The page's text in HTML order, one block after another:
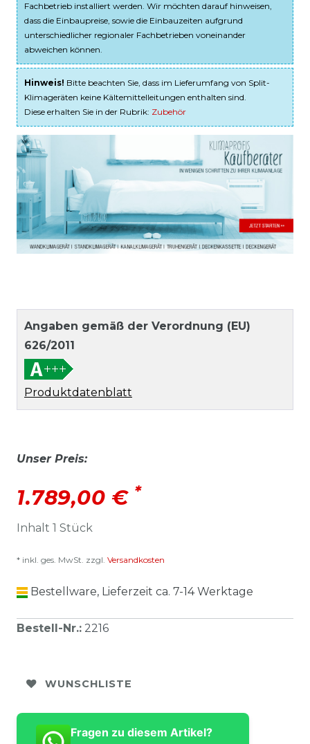
Fachbetrieb installiert werden. Wir möchten darauf hinweisen,
dass die Einbaupreise, sowie die Einbauzeiten aufgrund
unterschiedlicher regionaler Fachbetrieben voneinander
abweichen können.
Hinweis! Bitte beachten Sie, dass im Lieferumfang von Split-
Klimageräten keine Kältemittelleitungen enthalten sind.
Diese erhalten Sie in der Rubrik: Zubehör
Angaben gemäß der Verordnung (EU)
626/2011
Produktdatenblatt
Unser Preis:
1.789,00 € *
Inhalt 1 Stück
* inkl. ges. MwSt. zzgl. Versandkosten
Bestellware, Lieferzeit ca. 7-14 Werktage
Bestell-Nr.: 2216
WUNSCHLISTE
Fragen zu diesem Artikel?